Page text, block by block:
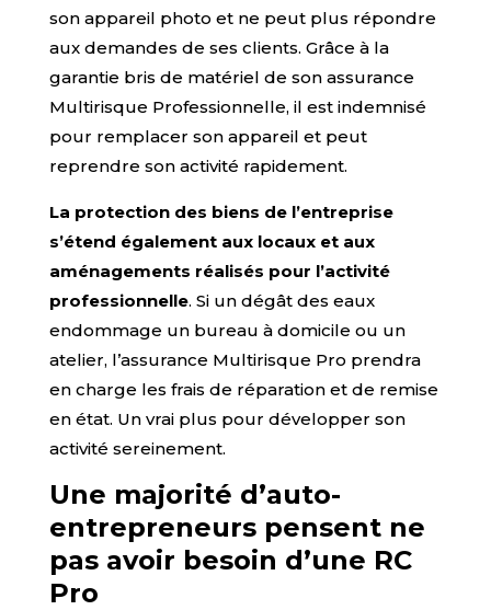
son appareil photo et ne peut plus répondre
aux demandes de ses clients. Grâce à la
garantie bris de matériel de son assurance
Multirisque Professionnelle, il est indemnisé
pour remplacer son appareil et peut
reprendre son activité rapidement.
La protection des biens de l’entreprise
s’étend également aux locaux et aux
aménagements réalisés pour l’activité
professionnelle. Si un dégât des eaux
endommage un bureau à domicile ou un
atelier, l’assurance Multirisque Pro prendra
en charge les frais de réparation et de remise
en état. Un vrai plus pour développer son
activité sereinement.
Une majorité d’auto-
entrepreneurs pensent ne
pas avoir besoin d’une RC
Pro